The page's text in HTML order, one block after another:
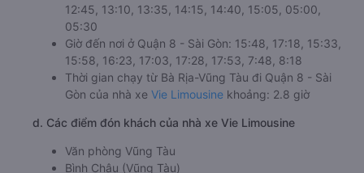
12:45, 13:10, 13:35, 14:15, 14:40, 15:05, 05:00,
05:30
Giờ đến nơi ở Quận 8 - Sài Gòn: 15:48, 17:18, 15:33,
15:58, 16:23, 17:03, 17:28, 17:53, 7:48, 8:18
Thời gian chạy từ Bà Rịa-Vũng Tàu đi Quận 8 - Sài
Gòn của nhà xe Vie Limousine khoảng: 2.8 giờ
d. Các điểm đón khách của nhà xe Vie Limousine
Văn phòng Vũng Tàu
Bình Châu (Vũng Tàu)